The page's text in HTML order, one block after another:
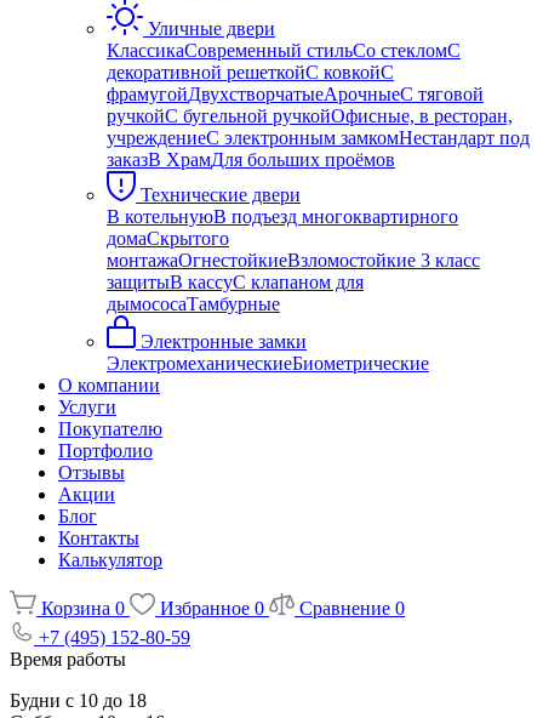
Уличные двери
КлассикаСовременный стильСо стекломС
декоративной решеткойС ковкойС
фрамугойДвухстворчатыеАрочныеС тяговой
ручкойС бугельной ручкойОфисные, в ресторан,
учреждениеС электронным замкомНестандарт под
заказВ ХрамДля больших проёмов
Технические двери
В котельнуюВ подъезд многоквартирного
домаСкрытого
монтажаОгнестойкиеВзломостойкие 3 класс
защитыВ кассуС клапаном для
дымососаТамбурные
Электронные замки
ЭлектромеханическиеБиометрические
О компании
Услуги
Покупателю
Портфолио
Отзывы
Акции
Блог
Контакты
Калькулятор
Корзина 0 Избранное 0 Сравнение 0
+7 (495) 152-80-59
Время работы
Будни с 10 до 18